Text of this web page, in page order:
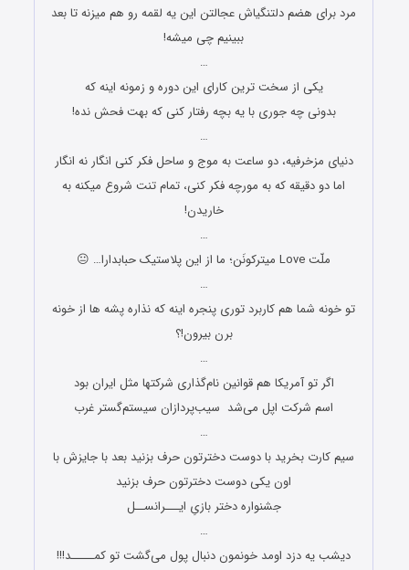
مرد براى هضم دلتنگیاش عجالتن این یه لقمه رو هم میزنه تا بعد
ببینیم چى میشه!
…
یکی از سخت ترین کارای این دوره و زمونه اینه که
بدونی چه جوری با یه بچه رفتار کنی که بهت فحش نده!
…
دنیاى مزخرفیه، دو ساعت به موج و ساحل فکر کنى انگار نه انگار
اما دو دقیقه که به مورچه فکر کنى، تمام تنت شروع میکنه به
خاریدن!
…
ملّت Love میترکونَن؛ ما از این پلاستیک حبابدارا… 😐
…
تو خونه شما هم کاربرد توری پنجره اینه که نذاره پشه ها از خونه
برن بیرون!؟
…
اگر تو آمریکا هم قوانین نام‌گذاری شرکتها مثل ایران بود
اسم شرکت اپل می‌شد سیب‌پردازان سیستم‌گستر غرب
…
سیم کارت بخرید با دوست دخترتون حرف بزنید بعد با جایزش با
اون یکی دوست دخترتون حرف بزنید
جشنواره دختر بازیِ ایـــرانســل
…
دیشب یه دزد اومد خونمون دنبال پول می‌گشت تو کمـــــد!!!